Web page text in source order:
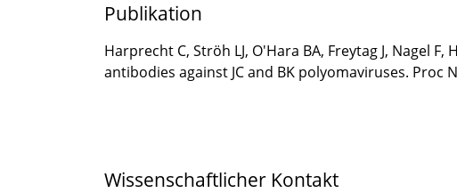
Publikation
Harprecht C, Ströh LJ, O'Hara BA, Freytag J, Nagel F,
antibodies against JC and BK polyomaviruses. Proc
Wissenschaftlicher Kontakt